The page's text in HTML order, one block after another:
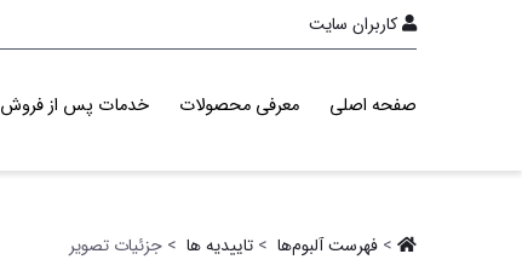
کاربران سایت
صفحه اصلی معرفی محصولات خدمات پس از فروش
> فهرست آلبو‌م‌ها ‏ > تاییدیه ها ‏ > جزئیات تصویر